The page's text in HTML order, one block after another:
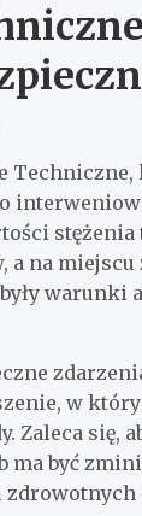
na miejscu
w
Zaleca się,
ma być